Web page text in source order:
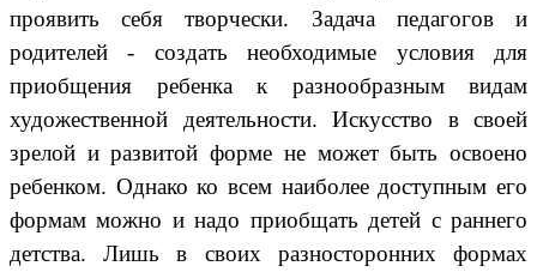
проявить себя творчески. Задача педагогов и
родителей - создать необходимые условия для
приобщения ребенка к разнообразным видам
художественной деятельности. Искусство в своей
зрелой и развитой форме не может быть освоено
ребенком. Однако ко всем наиболее доступным его
формам можно и надо приобщать детей с раннего
детства. Лишь в своих разносторонних формах